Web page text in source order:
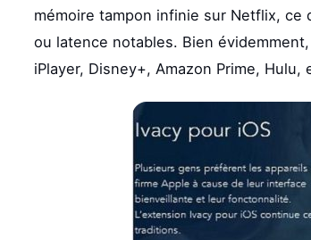
mémoire tampon infinie sur Netflix,
ou latence notables. Bien
iPlayer, Disney+, Amazon Prime, Hulu,